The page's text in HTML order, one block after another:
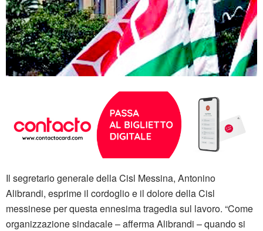
Il segretario generale della Cisl Messina, Antonino
Alibrandi, esprime il cordoglio e il dolore della Cisl
messinese per questa ennesima tragedia sul lavoro. “Come
organizzazione sindacale – afferma Alibrandi – quando si